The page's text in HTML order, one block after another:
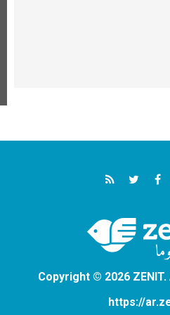
Copyright © 2026
https://